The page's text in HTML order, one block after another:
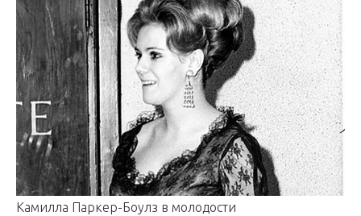
Камилла Паркер-Боулз в молодости